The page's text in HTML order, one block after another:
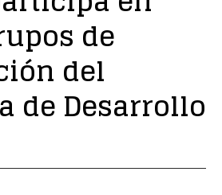
de
del
de Desarrollo